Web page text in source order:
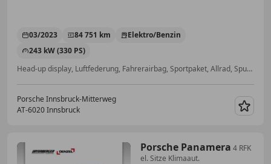
03/2023 84 751 km
Elektro/Benzin
243 kW (330 PS)
Head-up display, Luftfederung, Fahrerairbag, Sportpaket, Allrad, Spurhalteassistent, Sitzbelüftung, Sitzheizung
Porsche Innsbruck-Mitterweg
AT-6020 Innsbruck
Porsche Panamera 4 RFK
el. Sitze Klimaaut.